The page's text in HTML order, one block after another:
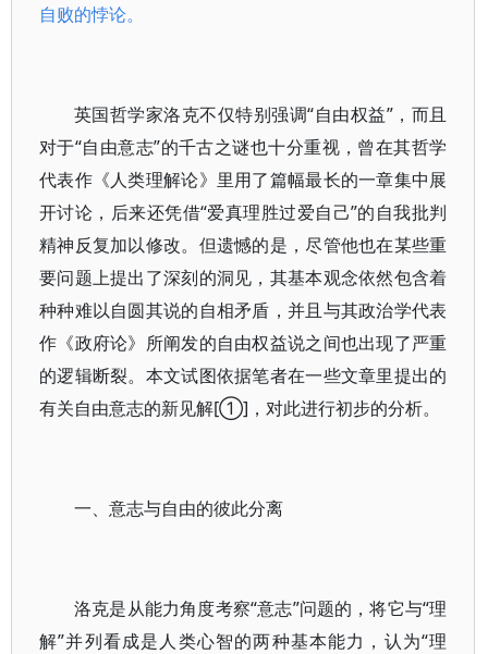
自败的悖论。
英国哲学家洛克不仅特别强调“自由权益”，而且
对于“自由意志”的千古之谜也十分重视，曾在其哲学
代表作《人类理解论》里用了篇幅最长的一章集中展
开讨论，后来还凭借“爱真理胜过爱自己”的自我批判
精神反复加以修改。但遗憾的是，尽管他也在某些重
要问题上提出了深刻的洞见，其基本观念依然包含着
种种难以自圆其说的自相矛盾，并且与其政治学代表
作《政府论》所阐发的自由权益说之间也出现了严重
的逻辑断裂。本文试图依据笔者在一些文章里提出的
有关自由意志的新见解[①]，对此进行初步的分析。
一、意志与自由的彼此分离
洛克是从能力角度考察“意志”问题的，将它与“理
解”并列看成是人类心智的两种基本能力，认为“理